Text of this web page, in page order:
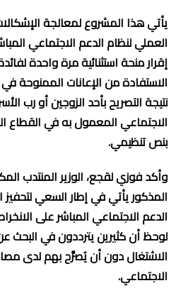
يأتي هذا المشروع لمعالجة
إقرار منحة استثنائية مرة واحدة
الاستفادة من الإعانات الممنوحة
نتيجة التصريح بأحد الزوجين أو رب
الاجتماعي المعمول به في القطاع
بنص تنظيمي.
وأكد فوزي لقجع، الوزير المنتدب
المذكور يأتي في إطار السعي
الدعم الاجتماعي المباشر على
لوحظ أن كثيرين يترددون في البحث
الاشتغال دون أن يُصرَّح بهم لدى
الاجتماعي.